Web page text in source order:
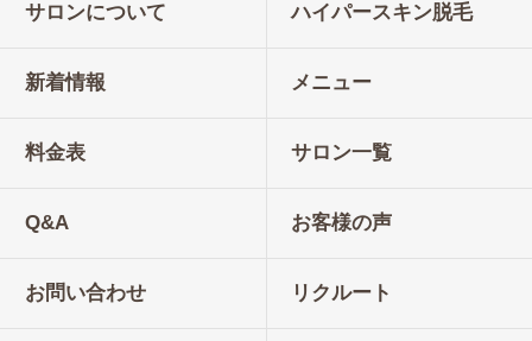
サロンについて ハイパースキン脱毛
新着情報 メニュー
料金表 サロン一覧
Q&A お客様の声
お問い合わせ リクルート